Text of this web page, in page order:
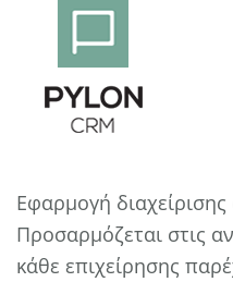
Εφαρμογή
Προσαρμόζεται στις
κάθε επιχείρησης